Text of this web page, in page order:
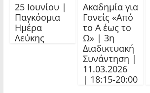
25 Ιουνίου |
Παγκόσμια
Ημέρα
Λεύκης
Ακαδημία για
Γονείς «Από
το Α έως το
Ω» | 3η
Διαδικτυακή
Συνάντηση |
11.03.2026
| 18:15-20:00